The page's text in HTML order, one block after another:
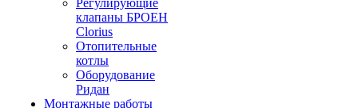
Регулирующие
клапаны БРОЕН
Clorius
Отопительные
котлы
Оборудование
Ридан
Монтажные работы